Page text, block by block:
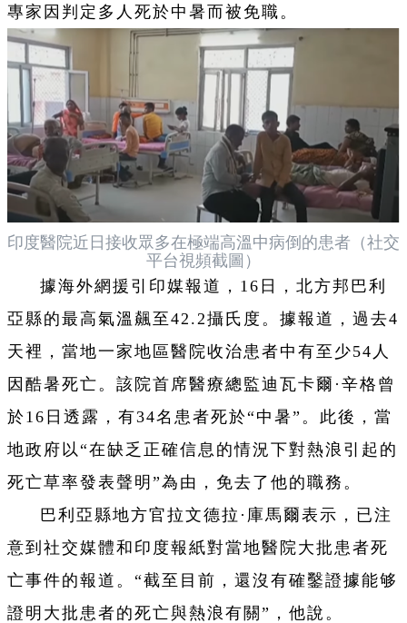
專家因判定多人死於中暑而被免職。
印度醫院近日接收眾多在極端高溫中病倒的患者（社交
平台視頻截圖）
據海外網援引印媒報道，16日，北方邦巴利
亞縣的最高氣溫飆至42.2攝氏度。據報道，過去4
天裡，當地一家地區醫院收治患者中有至少54人
因酷暑死亡。該院首席醫療總監迪瓦卡爾·辛格曾
於16日透露，有34名患者死於“中暑”。此後，當
地政府以“在缺乏正確信息的情況下對熱浪引起的
死亡草率發表聲明”為由，免去了他的職務。
巴利亞縣地方官拉文德拉·庫馬爾表示，已注
意到社交媒體和印度報紙對當地醫院大批患者死
亡事件的報道。“截至目前，還沒有確鑿證據能够
證明大批患者的死亡與熱浪有關”，他說。